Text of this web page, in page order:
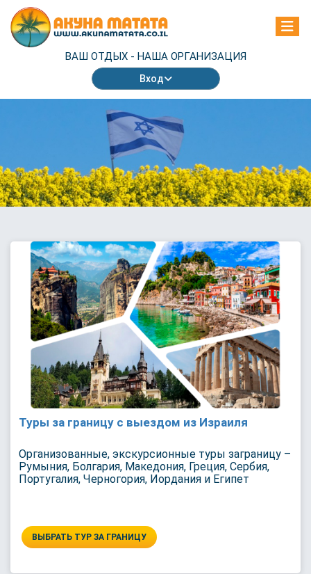
ВАШ ОТДЫХ - НАША ОРГАНИЗАЦИЯ
Вход
Туры за границу с выездом из Израиля
Организованные, экскурсионные туры заграницу –
Румыния, Болгария, Македония, Греция, Сербия,
Португалия, Черногория, Иордания и Египет
ВЫБРАТЬ ТУР ЗА ГРАНИЦУ